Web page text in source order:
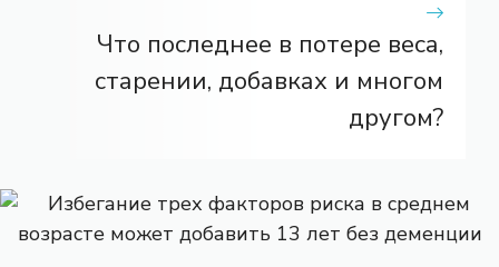
Что последнее в потере веса,
старении, добавках и многом
другом?